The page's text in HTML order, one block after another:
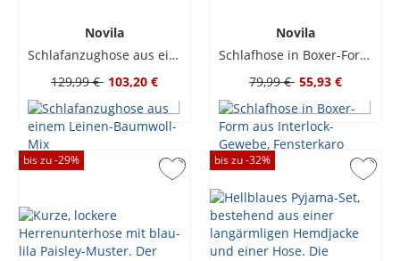
Novila
Schlafanzughose aus einem Leinen-Baumwoll-Mix
129,99 € 103,20 €
Novila
Schlafhose in Boxer-Form aus Interlock-Gewebe, Fensterkaro
79,99 € 55,93 €
bis zu -29% bis zu -32%